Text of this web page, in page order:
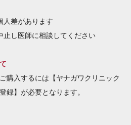
人差があります
し医師に相談してください
購入するには【ヤナガワクリニック
録】が必要となります。